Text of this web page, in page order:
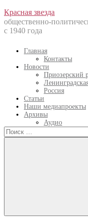
Перейти
к
содержанию
Красная звезда
общественно-
с 1940 года
Главная
Контакты
Новости
Приозерский
Россия
Статьи
Наши медиапроекты
Архивы
Аудио
Искать: